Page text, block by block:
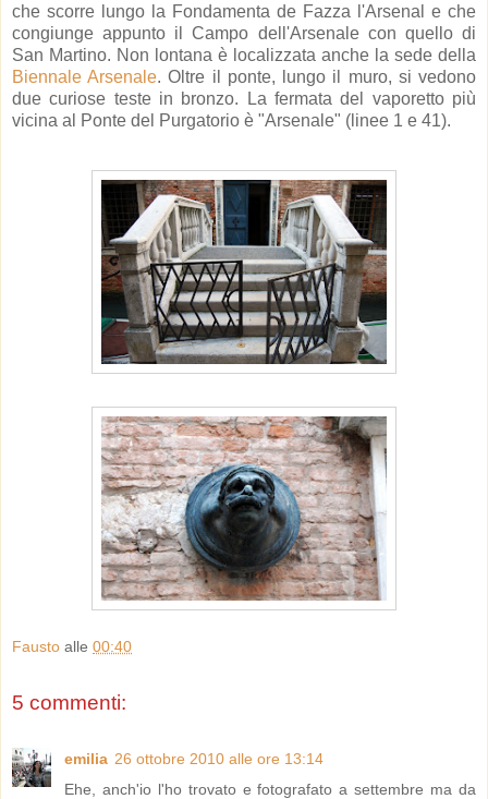
che scorre lungo la Fondamenta de Fazza l'Arsenal e che
congiunge appunto il Campo dell'Arsenale con quello di
San Martino. Non lontana è localizzata anche la sede della
Biennale Arsenale. Oltre il ponte, lungo il muro, si vedono
due curiose teste in bronzo. La fermata del vaporetto più
vicina al Ponte del Purgatorio è "Arsenale" (linee 1 e 41).
Fausto alle 00:40
5 commenti:
emilia 26 ottobre 2010 alle ore 13:14
Ehe, anch'io l'ho trovato e fotografato a settembre ma da